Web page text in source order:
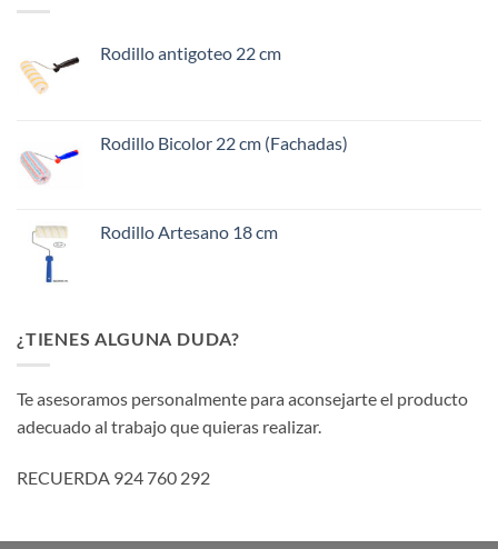
Rodillo antigoteo 22 cm
Rodillo Bicolor 22 cm (Fachadas)
Rodillo Artesano 18 cm
¿TIENES ALGUNA DUDA?
Te asesoramos personalmente para aconsejarte el producto
adecuado al trabajo que quieras realizar.
RECUERDA 924 760 292